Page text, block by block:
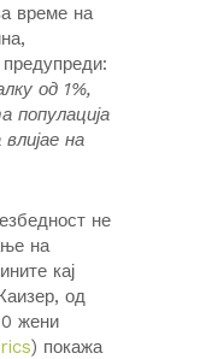
време на
од 1%,
популација
на
не
на
кај
од
жени
) покажа